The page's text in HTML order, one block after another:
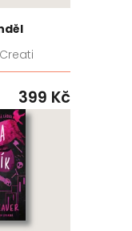
399 Kč